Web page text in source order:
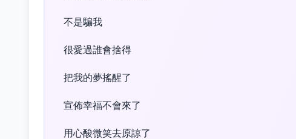
不是騙我
很愛過誰會捨得
把我的夢搖醒了
宣佈幸福不會來了
用心酸微笑去原諒了